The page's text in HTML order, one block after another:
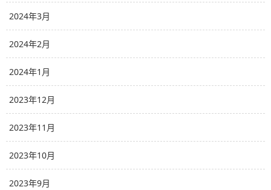
2024年3月
2024年2月
2024年1月
2023年12月
2023年11月
2023年10月
2023年9月